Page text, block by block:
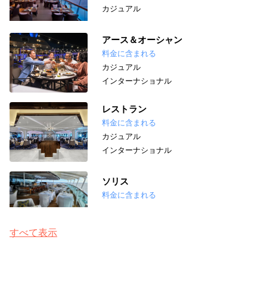
カジュアル
アース＆オーシャン
料金に含まれる
カジュアル
インターナショナル
レストラン
料金に含まれる
カジュアル
インターナショナル
ソリス
料金に含まれる
すべて表示